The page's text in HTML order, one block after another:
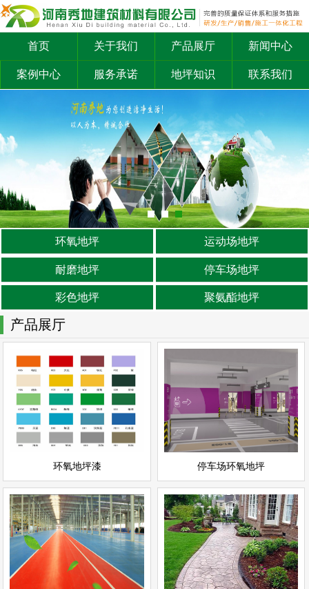
首页 关于我们 产品展厅 新闻中心
案例中心 服务承诺 地坪知识 联系我们
环氧地坪 运动场地坪
耐磨地坪 停车场地坪
彩色地坪 聚氨酯地坪
产品展厅
环氧地坪漆
环氧地坪漆
环氧地坪
立即询问
停车场环氧地坪
停车场环氧地坪
停车场地坪
查看详情
立即询问
聚氨酯超耐磨环氧地坪
聚氨酯地坪
立即询问
压花地坪
彩色地坪
查看详情
立即询问